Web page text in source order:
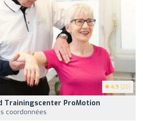
4.9 (20)
Trainingscenter ProMotion
coordonnées